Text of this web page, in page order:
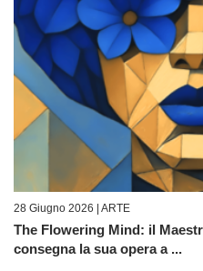
28 Giugno 2026 | ARTE
The Flowering Mind: il
consegna la sua opera a ...